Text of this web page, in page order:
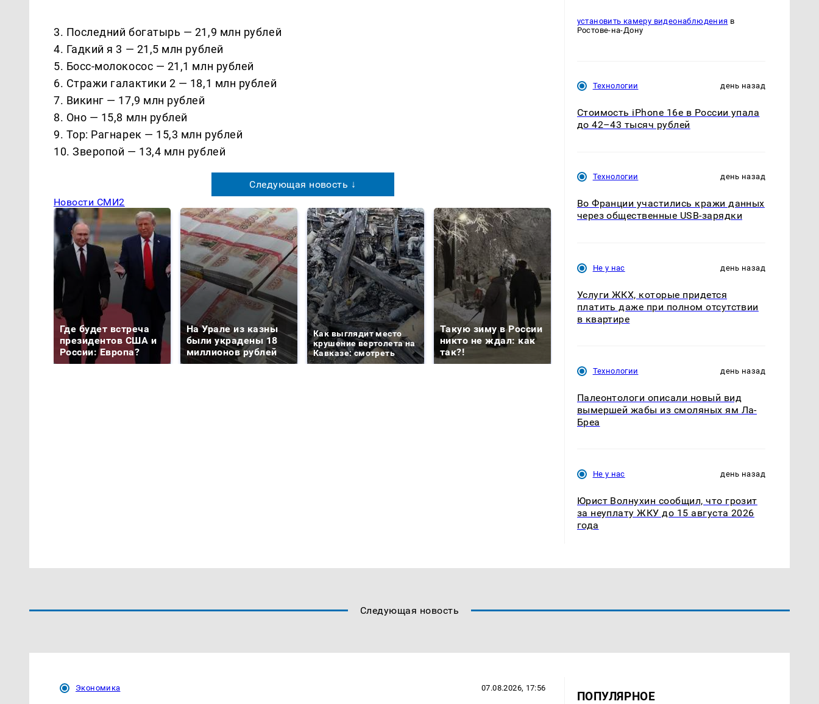
3. Последний богатырь — 21,9 млн рублей
4. Гадкий я 3 — 21,5 млн рублей
5. Босс-молокосос — 21,1 млн рублей
6. Стражи галактики 2 — 18,1 млн рублей
7. Викинг — 17,9 млн рублей
8. Оно — 15,8 млн рублей
9. Тор: Рагнарек — 15,3 млн рублей
10. Зверопой — 13,4 млн рублей
Следующая новость ↓
Новости СМИ2
Где будет встреча
президентов США и
России: Европа?
На Урале из казны
были украдены 18
миллионов рублей
Как выглядит место
крушение вертолета на
Кавказе: смотреть
Такую зиму в России
никто не ждал: как
так?!
установить камеру видеонаблюдения в
Ростове-на-Дону
Технологии день назад
Стоимость iPhone 16e в России упала
до 42–43 тысяч рублей
Технологии день назад
Во Франции участились кражи данных
через общественные USB-зарядки
Не у нас день назад
Услуги ЖКХ, которые придется
платить даже при полном отсутствии
в квартире
Технологии день назад
Палеонтологи описали новый вид
вымершей жабы из смоляных ям Ла-
Бреа
Не у нас день назад
Юрист Волнухин сообщил, что грозит
за неуплату ЖКУ до 15 августа 2026
года
Следующая новость
Экономика 07.08.2026, 17:56
ПОПУЛЯРНОЕ